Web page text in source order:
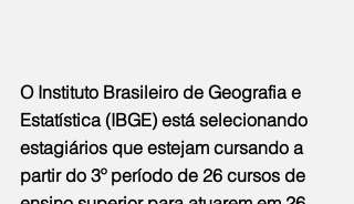
O Instituto Brasileiro de Geografia e
Estatística (IBGE) está selecionando
estagiários que estejam cursando a
partir do 3º período de 26 cursos de